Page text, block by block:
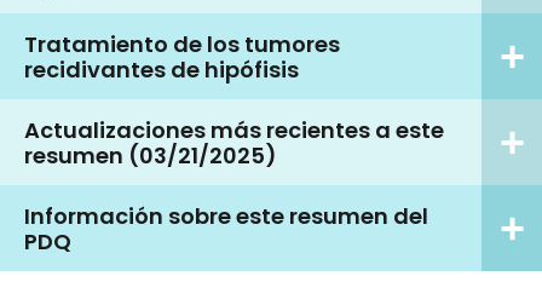
Tratamiento de los tumores
recidivantes de hipófisis
Actualizaciones más recientes a este
resumen (03/21/2025)
Información sobre este resumen del
PDQ